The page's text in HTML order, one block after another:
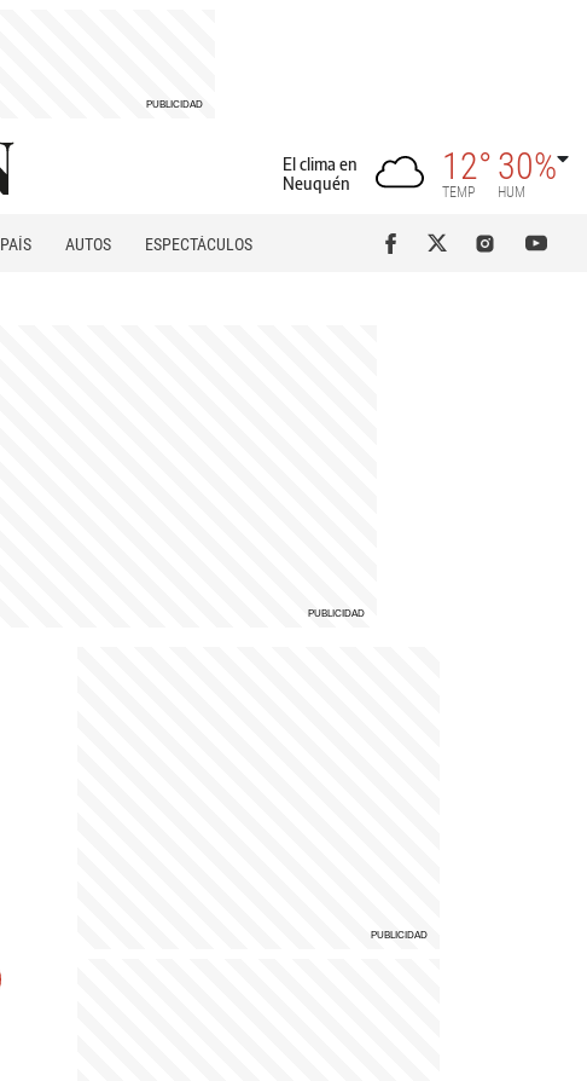
El clima en
Neuquén
12°
TEMP
30%
HUM
PAÍS AUTOS
ESPECTÁCULOS